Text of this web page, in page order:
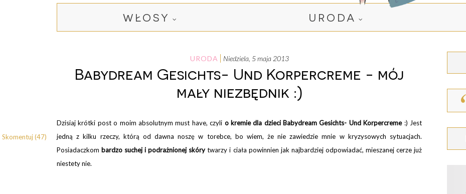
WŁOSY URODA
URODA niedziela, 5 maja 2013
Babydream Gesichts- Und Korpercreme - mój
mały niezbędnik :)
Dzisiaj krótki post o moim absolutnym must have, czyli o kremie dla dzieci Babydream Gesichts- Und Korpercreme:) Jest
jedną z kilku rzeczy, którą od dawna noszę w torebce, bo wiem, że nie zawiedzie mnie w kryzysowych sytuacjach.
Posiadaczkom bardzo suchej i podrażnionej skóry twarzy i ciała powinnien jak najbardziej odpowiadać, mieszanej cerze już
niestety nie.
Skomentuj (47)